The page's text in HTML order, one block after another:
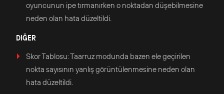
oyuncunun ipe tırmanırken o noktadan düşebilmesine
neden olan hata düzeltildi.
DIĞER
Skor Tablosu: Taarruz modunda bazen ele geçirilen
nokta sayısının yanlış görüntülenmesine neden olan
hata düzeltildi.